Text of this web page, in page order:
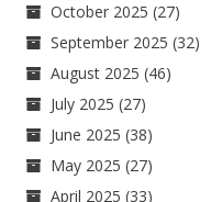
October 2025 (27)
September 2025 (32)
August 2025 (46)
July 2025 (27)
June 2025 (38)
May 2025 (27)
April 2025 (33)